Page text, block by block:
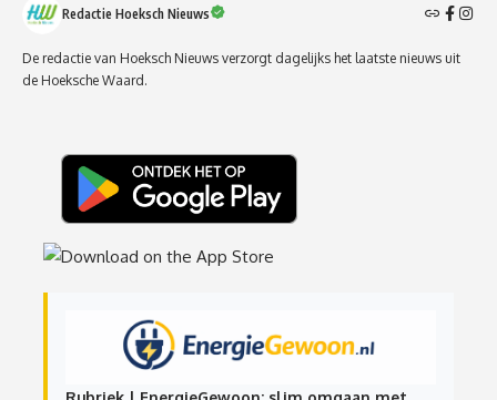
Redactie Hoeksch Nieuws
De redactie van Hoeksch Nieuws verzorgt dagelijks het laatste nieuws uit
de Hoeksche Waard.